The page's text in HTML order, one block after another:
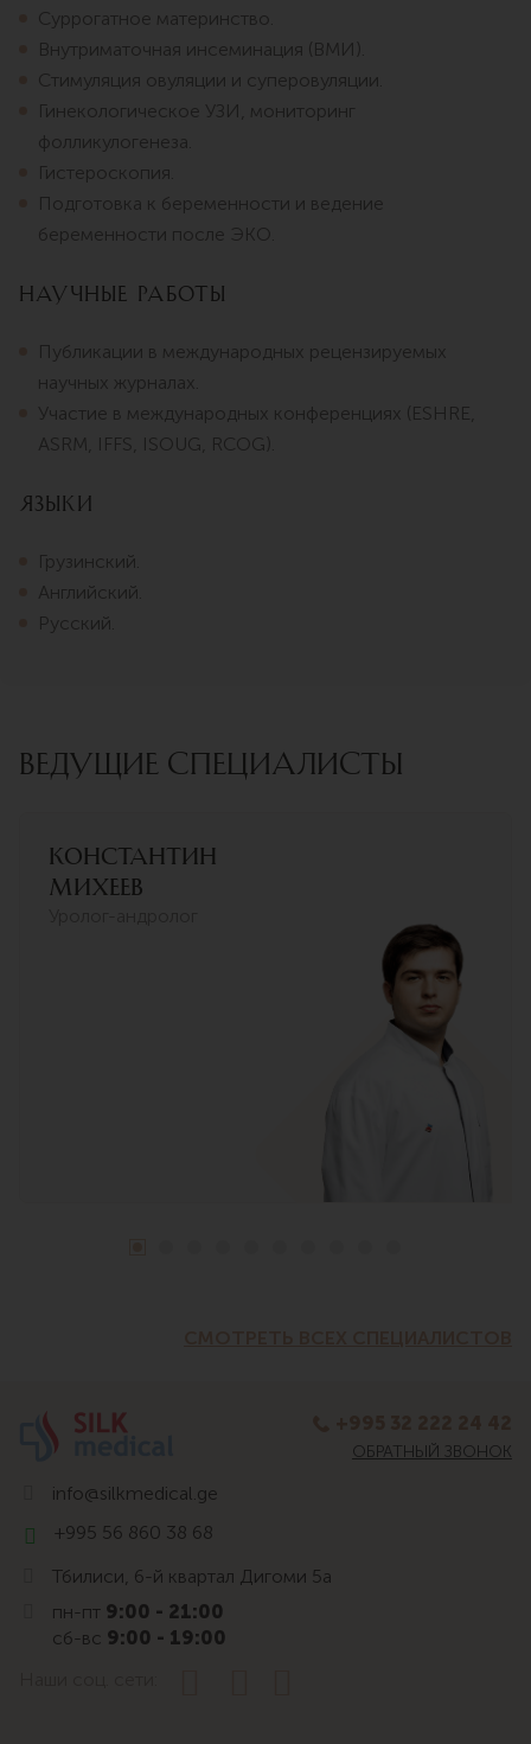
Суррогатное материнство.
Внутриматочная инсеминация (ВМИ).
Стимуляция овуляции и суперовуляции.
Гинекологическое УЗИ, мониторинг
фолликулогенеза.
Гистероскопия.
Подготовка к беременности и ведение
беременности после ЭКО.
Научные работы
Публикации в международных рецензируемых
научных журналах.
Участие в международных конференциях (ESHRE,
ASRM, IFFS, ISOUG, RCOG).
Языки
Грузинский.
Английский.
Русский.
ВЕДУЩИЕ СПЕЦИАЛИСТЫ
Константин
Михеев
ОБРАТНЫЙ ЗВОНОК
info@silkmedical.ge
+995 56 860 38 68
Тбилиси, 6-й квартал Дигоми 5а
пн-пт 9:00 - 21:00
сб-вс 9:00 - 19:00